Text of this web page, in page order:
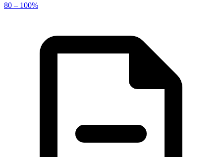
80 – 100%